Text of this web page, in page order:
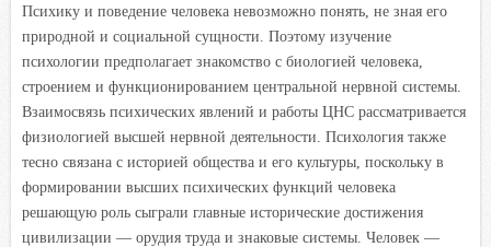
Психику и поведение человека невозможно понять, не зная его
природной и социальной сущности. Поэтому изучение
психологии предполагает знакомство с биологией человека,
строением и функционированием центральной нервной системы.
Взаимосвязь психических явлений и работы ЦНС рассматривается
физиологией высшей нервной деятельности. Психология также
тесно связана с историей общества и его культуры, поскольку в
формировании высших психических функций человека
решающую роль сыграли главные исторические достижения
цивилизации — орудия труда и знаковые системы. Человек —